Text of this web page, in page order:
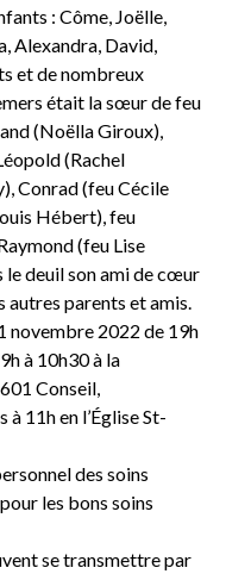
: Côme, Joëlle,
Alexandra, David,
et de nombreux
était la sœur de feu
(Noëlla Giroux),
(Rachel
Conrad (feu Cécile
Hébert), feu
(feu Lise
le deuil son ami de cœur
autres parents et amis.
novembre 2022 de 19h
à 10h30 à la
Conseil,
11h en l’Église St-
des soins
les bons soins
se transmettre par